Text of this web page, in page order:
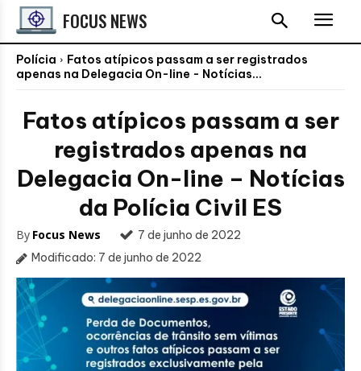
FOCUS NEWS
Polícia
Fatos atípicos passam a ser registrados
apenas na Delegacia On-line - Notícias...
Fatos atípicos passam a ser
registrados apenas na
Delegacia On-line – Notícias
da Polícia Civil ES
By Focus News
7 de junho de 2022
Modificado: 7 de junho de 2022